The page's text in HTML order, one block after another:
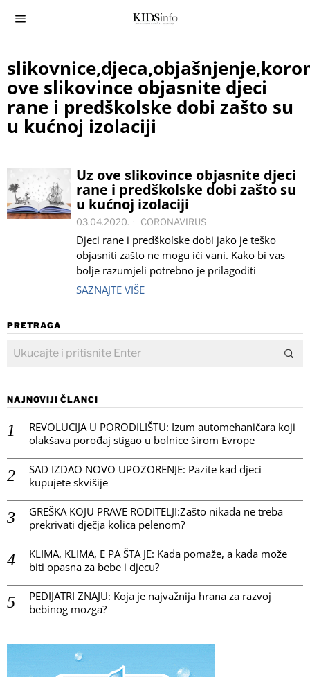
ove slikovince objasnite djeci
rane i predškolske dobi zašto su
u kućnoj izolaciji
Uz ove slikovince objasnite djeci
rane i predškolske dobi zašto su
u kućnoj izolaciji
03.04.2020. CORONAVIRUS
Djeci rane i predškolske dobi jako je teško
objasniti zašto ne mogu ići vani. Kako bi vas
bolje razumjeli potrebno je prilagoditi
SAZNAJTE VIŠE
PRETRAGA
NAJNOVIJI ČLANCI
REVOLUCIJA U PORODILIŠTU: Izum automehaničara koji
olakšava porođaj stigao u bolnice širom Evrope
SAD IZDAO NOVO UPOZORENJE: Pazite kad djeci
kupujete skvišije
GREŠKA KOJU PRAVE RODITELJI:Zašto nikada ne treba
prekrivati dječja kolica pelenom?
KLIMA, KLIMA, E PA ŠTA JE: Kada pomaže, a kada može
biti opasna za bebe i djecu?
PEDIJATRI ZNAJU: Koja je najvažnija hrana za razvoj
bebinog mozga?